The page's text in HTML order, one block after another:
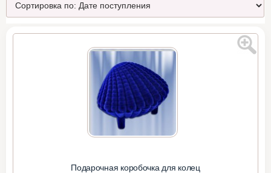
Подарочная коробочка для колец